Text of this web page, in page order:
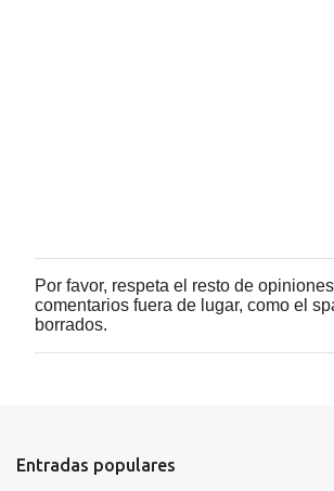
P
u
b
l
n
Por favor, respeta el resto de
comentarios fuera de lugar, como el
borrados.
Entradas populares